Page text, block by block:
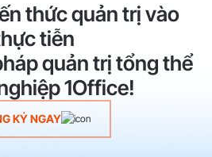
thức quản trị vào
tiễn
quản trị tổng thể
1Office!
KÝ NGAY